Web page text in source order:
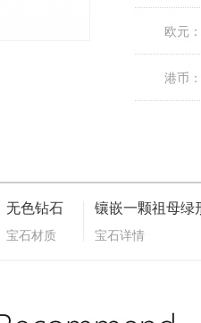
欧元：
港币：
无色钻石
宝石材质 宝石详情